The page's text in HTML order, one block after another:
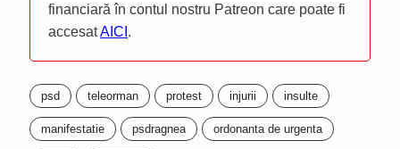
financiară în contul nostru Patreon care poate fi
accesatAICI .
psd teleorman protest injurii insulte
manifestatie psdragnea ordonanta de urgenta